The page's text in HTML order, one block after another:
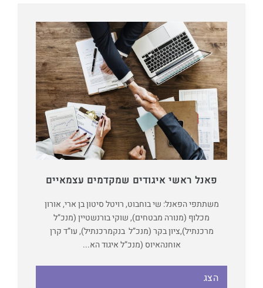
פאנל ראשי איגודים שמקדמים עצמאיים
משתתפי הפאנל: שי בוחבוט, רויטל סיטון בן ארי, אורון
מכלוף (מנורה מבטחים), שוקי בורנשטיין (מנכ”ל
מרכנתיל),ציון בקר (מנכ”ל בנקמרכנתיל), עו”ד קרן
אוחנהאיוס (מנכ”ל איגוד הא...
הצג